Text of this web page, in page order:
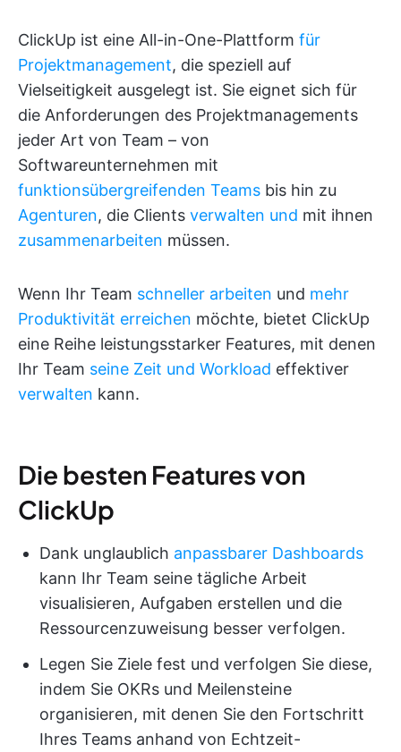
ClickUp ist eine All-in-One-Plattform für
Projektmanagement, die speziell auf
Vielseitigkeit ausgelegt ist. Sie eignet sich für
die Anforderungen des Projektmanagements
jeder Art von Team – von
Softwareunternehmen mit
funktionsübergreifenden Teams bis hin zu
Agenturen, die Clients verwalten und mit ihnen
zusammenarbeiten müssen.
Wenn Ihr Team schneller arbeiten und mehr
Produktivität erreichen möchte, bietet ClickUp
eine Reihe leistungsstarker Features, mit denen
Ihr Team seine Zeit und Workload effektiver
verwalten kann.
Die besten Features von
ClickUp
Dank unglaublich anpassbarer Dashboards
kann Ihr Team seine tägliche Arbeit
visualisieren, Aufgaben erstellen und die
Ressourcenzuweisung besser verfolgen.
Legen Sie Ziele fest und verfolgen Sie diese,
indem Sie OKRs und Meilensteine
organisieren, mit denen Sie den Fortschritt
Ihres Teams anhand von Echtzeit-